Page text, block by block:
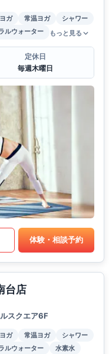
ガ 常温ヨガ
シャワー
ルウォーター もっと見る
定休日
毎週木曜日
体験・相談予約
台店
スクエア6F
ガ 常温ヨガ
シャワー
ルウォーター 水素水